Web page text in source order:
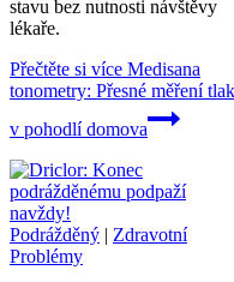
stavu bez nutnosti návštěvy
lékaře.
Přečtěte si více Medisana
tonometry: Přesné měření
v pohodlí domova
Podrážděný | Zdravotní
Problémy